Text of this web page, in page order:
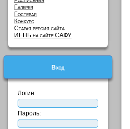
Галерея
Гостевая
Конкурс
Старая версия сайта
ИЕНБ на сайте САФУ
Вход
Логин:
Пароль: